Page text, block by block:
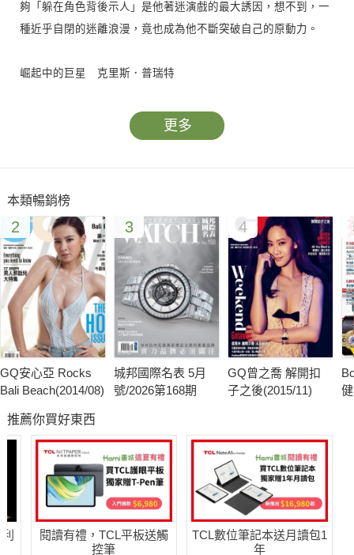
夠「躲在角色背後示人」是他著迷演戲的最大誘因，想不到，一
種近乎自閉的迷離浪漫，竟也成為他不斷突破自己的原動力。
崛起中的巨星 克里斯．普瑞特
《魔球》（Moneyball）？《00:30凌晨密令》（Zero Dark
Thirty）？《星際異攻隊》（Guardians of the Galaxy）？娶了
陳艾熙 明星志願ING
很多女星的星路開端通常是這樣：1. 陪朋友去面試、比賽，2. 但
卻是自己被發掘，3. 然後就出道了。這種故事我們已聽太多，而
且有點膩。陳艾熙就不同了，這位現任微風廣場代言人很開朗地
跟我說，當明星是她從小到大的夢想。如此積極、正面、又誠實
的美女，很好！第一印象就有很好的開始，接下來不免俗地請為
我們留下美麗倩影，向全天下君子昭告妳的性感，與感性。
其他要提的事有，超模克莉絲．泰根（Chrissy Teigen）很好
笑。她不只是在Twitter上幽默而已，那像是種很直接的感覺。就
算在現實生活中也是如此。
曠野足跡
蕭瑟的秋天，大地也愈趨寂靜，緒亂的心靈在此時沉澱，靜靜地
更多
本類暢銷榜
2
GQ安心亞 Rocks
Bali Beach(2014/08)
3
城邦國際名表 5月
號/2026第168期
4
GQ曾之喬 解開扣
子之後(2015/11)
推薦你買好東西
閱讀有禮，TCL平板送觸
控筆
TCL數位筆記本送月讀包1
年